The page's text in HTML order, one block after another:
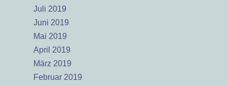
Juli 2019
Juni 2019
Mai 2019
April 2019
März 2019
Februar 2019